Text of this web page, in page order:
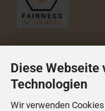
Diese Webseite
Technologien
Wir verwenden